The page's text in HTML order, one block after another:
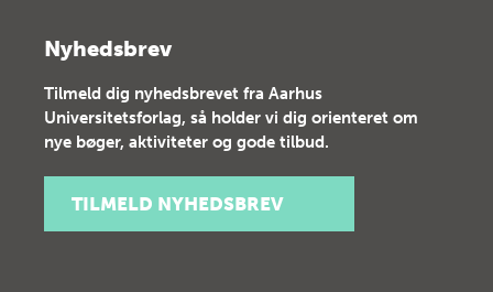
Nyhedsbrev
Tilmeld dig nyhedsbrevet fra Aarhus
Universitetsforlag, så holder vi dig orienteret om
nye bøger, aktiviteter og gode tilbud.
TILMELD NYHEDSBREV